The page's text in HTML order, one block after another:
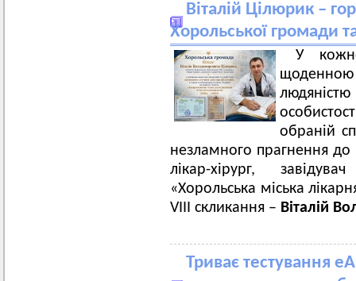
Віталій Цілюрик –
Хорольської громади
У
обраній
незламного прагнення до
лікар-хірург,
«Хорольська міська
VIII скликання – Віталій
Триває тестування